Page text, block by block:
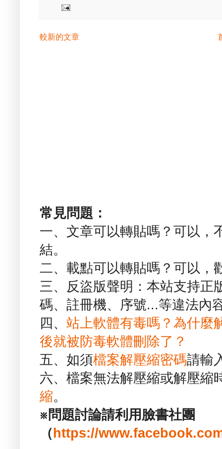
較新的文章
常見問題：
一、文章可以轉貼嗎？可以，
結。
二、載點可以轉貼嗎？可以，
三、反盜版聲明：本站支持正
碼、註冊機、序號...等違法內
四、 站上軟體有毒嗎？為什麼
後就被防毒軟體刪除了？
五、如須檔案解壓縮密碼請輸
六、檔案無法解壓縮或解壓縮
縮。
※問題討論請利用臉書社團
（ https://